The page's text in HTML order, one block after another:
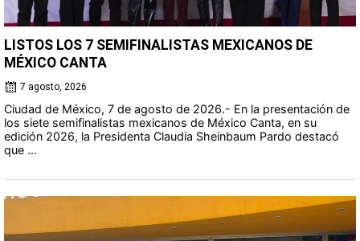
LISTOS LOS 7 SEMIFINALISTAS MEXICANOS DE
MÉXICO CANTA
7 agosto, 2026
Ciudad de México, 7 de agosto de 2026.- En la presentación de
los siete semifinalistas mexicanos de México Canta, en su
edición 2026, la Presidenta Claudia Sheinbaum Pardo destacó
que ...